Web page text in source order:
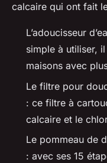
calcaire qui ont fait
L’adoucisseur
simple à utiliser,
maisons avec
Le filtre pour
: ce filtre à
calcaire et le
Le pommeau de
: avec ses 15